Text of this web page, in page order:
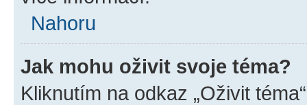
Nahoru
Jak mohu oživit svoje téma?
Kliknutím na odkaz „Oživit